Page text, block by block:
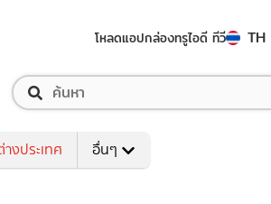
โหลดแอปกล่องทรูไอดี ทีวี TH
างประเทศ อื่นๆ